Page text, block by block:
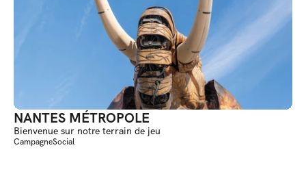
NANTES MÉTROPOLE
Bienvenue sur notre terrain de jeu
CampagneSocial